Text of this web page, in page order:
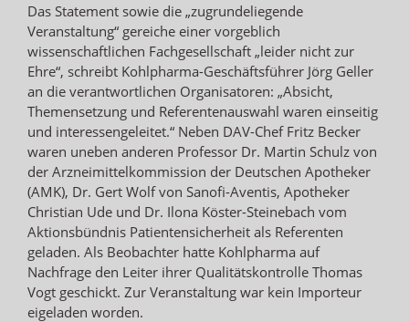
Das Statement sowie die „zugrundeliegende
Veranstaltung“ gereiche einer vorgeblich
wissenschaftlichen Fachgesellschaft „leider nicht zur
Ehre“, schreibt Kohlpharma-Geschäftsführer Jörg Geller
an die verantwortlichen Organisatoren: „Absicht,
Themensetzung und Referentenauswahl waren einseitig
und interessengeleitet.“ Neben DAV-Chef Fritz Becker
waren uneben anderen Professor Dr. Martin Schulz von
der Arzneimittelkommission der Deutschen Apotheker
(AMK), Dr. Gert Wolf von Sanofi-Aventis, Apotheker
Christian Ude und Dr. Ilona Köster-Steinebach vom
Aktionsbündnis Patientensicherheit als Referenten
geladen. Als Beobachter hatte Kohlpharma auf
Nachfrage den Leiter ihrer Qualitätskontrolle Thomas
Vogt geschickt. Zur Veranstaltung war kein Importeur
eigeladen worden.